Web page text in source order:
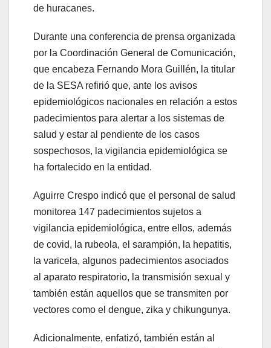
de huracanes.
Durante una conferencia de prensa organizada
por la Coordinación General de Comunicación,
que encabeza Fernando Mora Guillén, la titular
de la SESA refirió que, ante los avisos
epidemiológicos nacionales en relación a estos
padecimientos para alertar a los sistemas de
salud y estar al pendiente de los casos
sospechosos, la vigilancia epidemiológica se
ha fortalecido en la entidad.
Aguirre Crespo indicó que el personal de salud
monitorea 147 padecimientos sujetos a
vigilancia epidemiológica, entre ellos, además
de covid, la rubeola, el sarampión, la hepatitis,
la varicela, algunos padecimientos asociados
al aparato respiratorio, la transmisión sexual y
también están aquellos que se transmiten por
vectores como el dengue, zika y chikungunya.
Adicionalmente, enfatizó, también están al